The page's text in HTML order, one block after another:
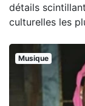
détails
culturelles les
Musique